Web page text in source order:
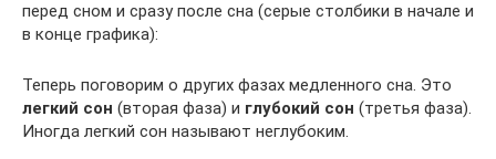
перед сном и сразу после сна (серые столбики в начале и
в конце графика):
Теперь поговорим о других фазах медленного сна. Это
легкий сон (вторая фаза) и глубокий сон (третья фаза).
Иногда легкий сон называют неглубоким.